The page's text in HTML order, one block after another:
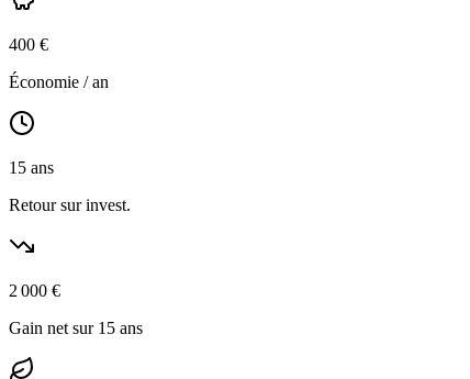
400 €
Économie / an
15 ans
Retour sur invest.
2 000 €
Gain net sur 15 ans